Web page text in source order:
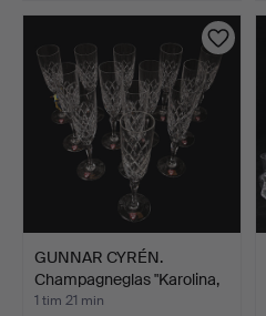
GUNNAR CYRÉN.
Champagneglas "Karolina,
Orr…
1 tim 21 min